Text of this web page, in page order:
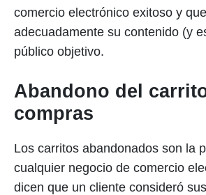
comercio electrónico exitoso y
adecuadamente su contenido (y
público objetivo.
Abandono del
compras
Los carritos abandonados son la
cualquier negocio de comercio
dicen que un cliente consideró